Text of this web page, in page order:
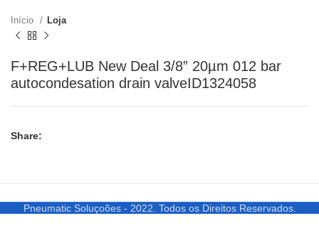
Início Loja
F+REG+LUB New Deal 3/8” 20µm 012 bar
autocondesation drain valveID1324058
Share:
Pneumatic Soluçoões - 2022. Todos os Direitos Reservados.